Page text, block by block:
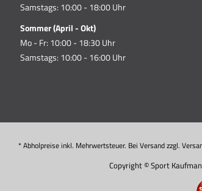
Samstags: 10:00 - 18:00 Uhr
Sommer (April - Okt)
Mo - Fr: 10:00 - 18:30 Uhr
Samstags: 10:00 - 16:00 Uhr
* Abholpreise inkl. Mehrwertsteuer. Bei Versand zzgl.
Copyright © Sport